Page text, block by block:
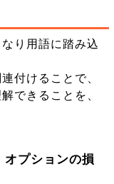
り用語に踏み込
付けることで、
できることを、
プションの損